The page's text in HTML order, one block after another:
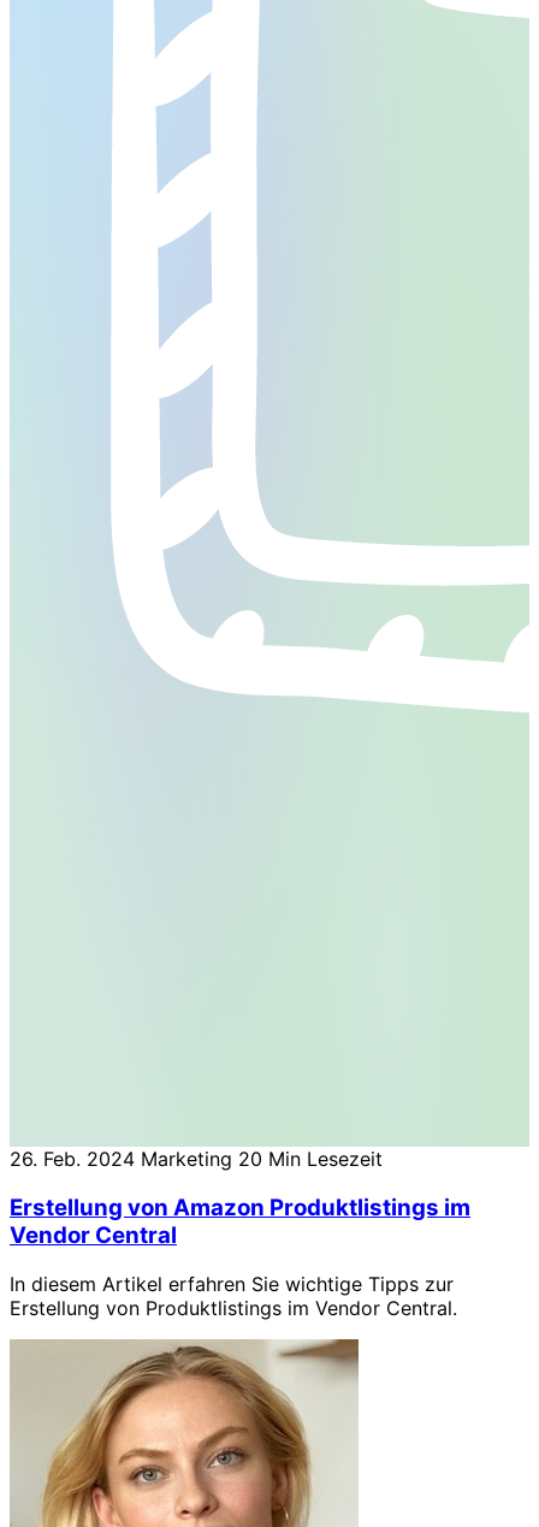
26. Feb. 2024 Marketing 20 Min Lesezeit
Erstellung von Amazon Produktlistings im
Vendor Central
In diesem Artikel erfahren Sie wichtige Tipps zur
Erstellung von Produktlistings im Vendor Central.